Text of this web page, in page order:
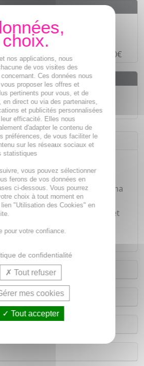
ligneSÉCURISÉ
4 fois sans frais à partir de 30€
dès55€
Chronoposten 24h*
en 1 Morosil 400
contenant un extrait
riche en Morosil®, du guarana
du poids en plus des
aide au contrôle du poids et
au maintien d'une
nos applications, nous
de vos visites des
Ces données nous
proposer les offres et
pertinents pour vous, et de
en direct ou via des partenaires,
et publicités personnalisées
efficacité. Elles nous
d'adapter le contenu de
préférences, de vous faciliter le
sur les réseaux sociaux et
statistiques
vous pouvez sélectionner
ferons de vos données en
ci-dessous. Vous pourrez
choix à tout moment en
"Utilisation des Cookies" en
pour votre confiance.
de confidentialité
Tout refuser
mes cookies
Tout accepter